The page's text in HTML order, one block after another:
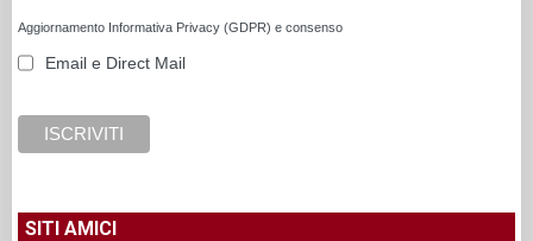
Aggiornamento Informativa Privacy (GDPR) e consenso
Email e Direct Mail
SITI AMICI